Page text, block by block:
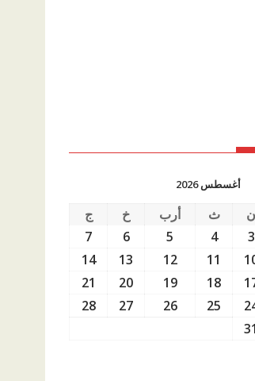
أغسطس 2026
ن ث أرب خ
ج
3
4
5
6
7
11
12
13
14
18
19
20
21
25
26
27
28
31